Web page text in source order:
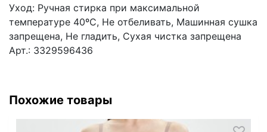
Уход: Ручная стирка при максимальной
температуре 40ºС, Не отбеливать, Машинная сушка
запрещена, Не гладить, Сухая чистка запрещена
Арт.: 3329596436
Похожие товары